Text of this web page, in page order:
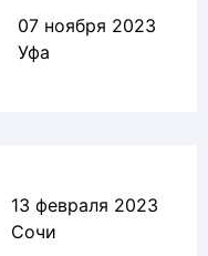
07 ноября 2023
Уфа
13 февраля 2023
Сочи